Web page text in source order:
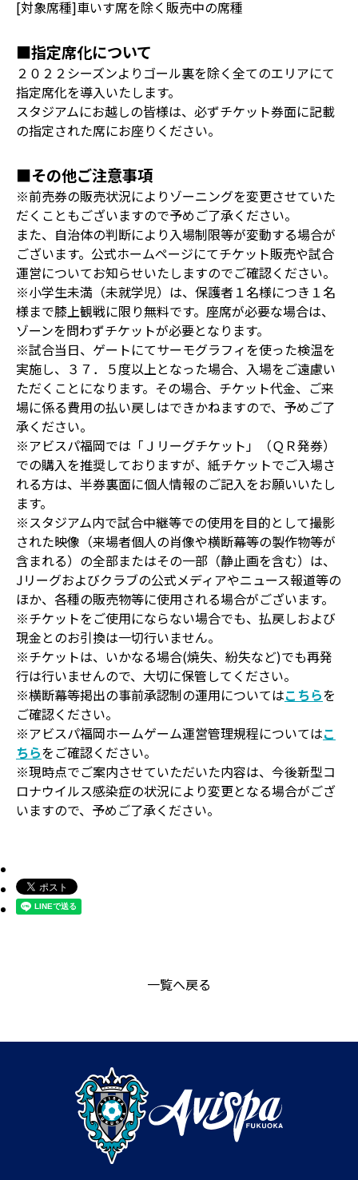
[対象席種]車いす席を除く販売中の席種
■指定席化について
２０２２シーズンよりゴール裏を除く全てのエリアにて
指定席化を導入いたします。
スタジアムにお越しの皆様は、必ずチケット券面に記載
の指定された席にお座りください。
■その他ご注意事項
※前売券の販売状況によりゾーニングを変更させていた
だくこともございますので予めご了承ください。
また、自治体の判断により入場制限等が変動する場合が
ございます。公式ホームページにてチケット販売や試合
運営についてお知らせいたしますのでご確認ください。
※小学生未満（未就学児）は、保護者１名様につき１名
様まで膝上観戦に限り無料です。座席が必要な場合は、
ゾーンを問わずチケットが必要となります。
※試合当日、ゲートにてサーモグラフィを使った検温を
実施し、３７．５度以上となった場合、入場をご遠慮い
ただくことになります。その場合、チケット代金、ご来
場に係る費用の払い戻しはできかねますので、予めご了
承ください。
※アビスパ福岡では「Ｊリーグチケット」（ＱＲ発券）
での購入を推奨しておりますが、紙チケットでご入場さ
れる方は、半券裏面に個人情報のご記入をお願いいたし
ます。
※スタジアム内で試合中継等での使用を目的として撮影
された映像（来場者個人の肖像や横断幕等の製作物等が
含まれる）の全部またはその一部（静止画を含む）は、
Jリーグおよびクラブの公式メディアやニュース報道等の
ほか、各種の販売物等に使用される場合がございます。
※チケットをご使用にならない場合でも、払戻しおよび
現金とのお引換は一切行いません。
※チケットは、いかなる場合(焼失、紛失など)でも再発
行は行いませんので、大切に保管してください。
※横断幕等掲出の事前承認制の運用についてはこちらを
ご確認ください。
※アビスパ福岡ホームゲーム運営管理規程についてはこ
ちらをご確認ください。
※現時点でご案内させていただいた内容は、今後新型コ
ロナウイルス感染症の状況により変更となる場合がござ
いますので、予めご了承ください。
一覧へ戻る